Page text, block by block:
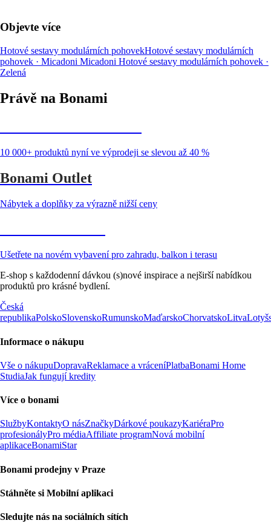
Objevte více
Hotové sestavy modulárních pohovekHotové sestavy modulárních
pohovek · Micadoni Micadoni Hotové sestavy modulárních pohovek ·
Zelená
Právě na Bonami
10 000+ produktů nyní ve výprodeji se slevou až 40 %
Bonami Outlet
Nábytek a doplňky za výrazně nižší ceny
Ušetřete na novém vybavení pro zahradu, balkon i terasu
E-shop s každodenní dávkou (s)nové inspirace a nejširší nabídkou
produktů pro krásné bydlení.
Česká
republikaPolskoSlovenskoRumunskoMaďarskoChorvatskoLitva
Informace o nákupu
Vše o nákupuDopravaReklamace a vráceníPlatbaBonami Home
StudiaJak fungují kredity
Více o bonami
SlužbyKontaktyO násZnačkyDárkové poukazyKariéraPro
profesionályPro médiaAffiliate programNová mobilní
aplikaceBonamiStar
Bonami prodejny v Praze
Stáhněte si Mobilní aplikaci
Sledujte nás na sociálních sítích